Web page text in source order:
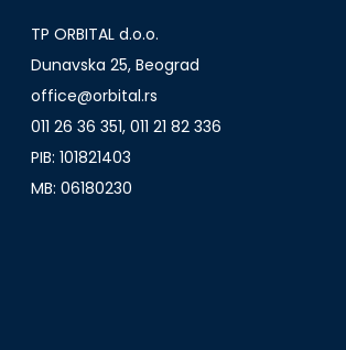
TP ORBITAL d.o.o.
Dunavska 25, Beograd
office@orbital.rs
011 26 36 351, 011 21 82 336
PIB: 101821403
MB: 06180230